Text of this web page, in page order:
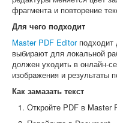
фрагмента и повторение
Для чего подходит
Master PDF Editorподходит
выбирают для локальной
должен уходить в онлайн-
изображения и результаты
Как замазать текст
Откройте PDF в Master